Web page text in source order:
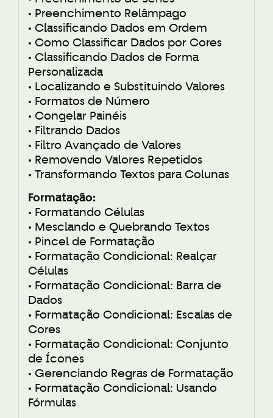
• Preenchimento Relâmpago
• Classificando Dados em Ordem
• Como Classificar Dados por Cores
• Classificando Dados de Forma
Personalizada
• Localizando e Substituindo Valores
• Formatos de Número
• Congelar Painéis
• Filtrando Dados
• Filtro Avançado de Valores
• Removendo Valores Repetidos
• Transformando Textos para Colunas
Formatação:
• Formatando Células
• Mesclando e Quebrando Textos
• Pincel de Formatação
• Formatação Condicional: Realçar
Células
• Formatação Condicional: Barra de
Dados
• Formatação Condicional: Escalas de
Cores
• Formatação Condicional: Conjunto
de Ícones
• Gerenciando Regras de Formatação
• Formatação Condicional: Usando
Fórmulas